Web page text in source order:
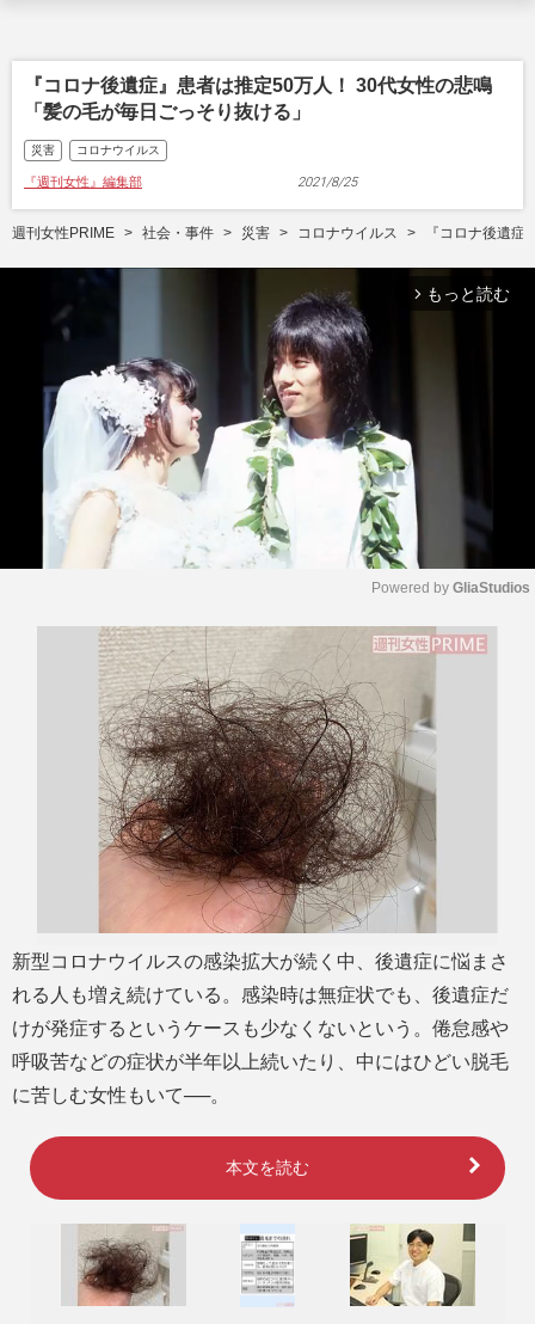
『コロナ後遺症』患者は推定50万人！ 30代女性の悲鳴
「髪の毛が毎日ごっそり抜ける」
災害 コロナウイルス
『週刊女性』編集部 2021/8/25
週刊女性PRIME 社会・事件 災害 コロナウイルス 『コロナ後遺
arrow_forward_ios もっと読む
M
u
Powered by GliaStudios
新型コロナウイルスの感染拡大が続く中、後遺症に悩まさ
れる人も増え続けている。感染時は無症状でも、後遺症だ
けが発症するというケースも少なくないという。倦怠感や
呼吸苦などの症状が半年以上続いたり、中にはひどい脱毛
に苦しむ女性もいて──。
本文を読む